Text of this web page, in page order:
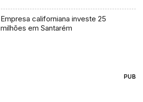
Empresa californiana investe 25
milhões em Santarém
PUB